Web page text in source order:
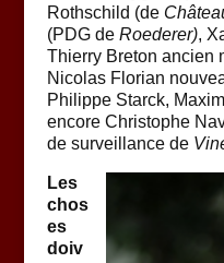
Rothschild (de
(PDG de Roederer),
Thierry Breton ancien
Nicolas Florian
Philippe Starck,
encore Christophe
de surveillance de
Les
chos
es
doiv